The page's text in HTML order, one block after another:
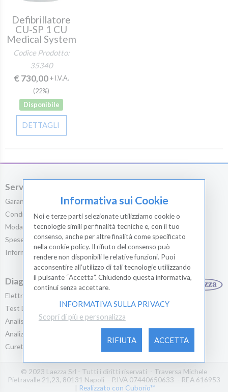
Defibrillatore
CU-SP 1 CU
Medical System
Codice Prodotto:
35340
€ 730,00+ I.V.A.
(22%)
Disponibile
DETTAGLI
Servizio Clienti
Garanzia e Recesso
Condizioni General...
Modalità di Pagame...
Spese di spedizion...
Informativa sulla...
Estetica
Bilance & Altimetr...
Emergenza Primo So...
Medicazioni
Sanitari, Ortopedi...
Ginecologia
Diagnostica
Elettrocardiografi
Test Diagnostici
Analisi Cliniche
Analizzatori Di Gr...
Curette Dermatolog...
Laezza Srl
Contatti
Dove siamo
© 2023 Laezza Srl - Tutti i diritti riservati - Traversa Michele
Pietravalle 21,23, 80131 Napoli - P.IVA 07440650633 - REA 616953
| Realizzato con Cuborio™
Informativa sui Cookie
Noi e terze parti selezionate utilizziamo cookie o
tecnologie simili per finalità tecniche e, con il tuo
consenso, anche per altre finalità come specificato
nella cookie policy. Il rifiuto del consenso può
rendere non disponibili le relative funzioni. Puoi
acconsentire all’utilizzo di tali tecnologie utilizzando
il pulsante “Accetta”. Chiudendo questa informativa,
continui senza accettare.
INFORMATIVA SULLA PRIVACY
Scopri di più e personalizza
RIFIUTA ACCETTA